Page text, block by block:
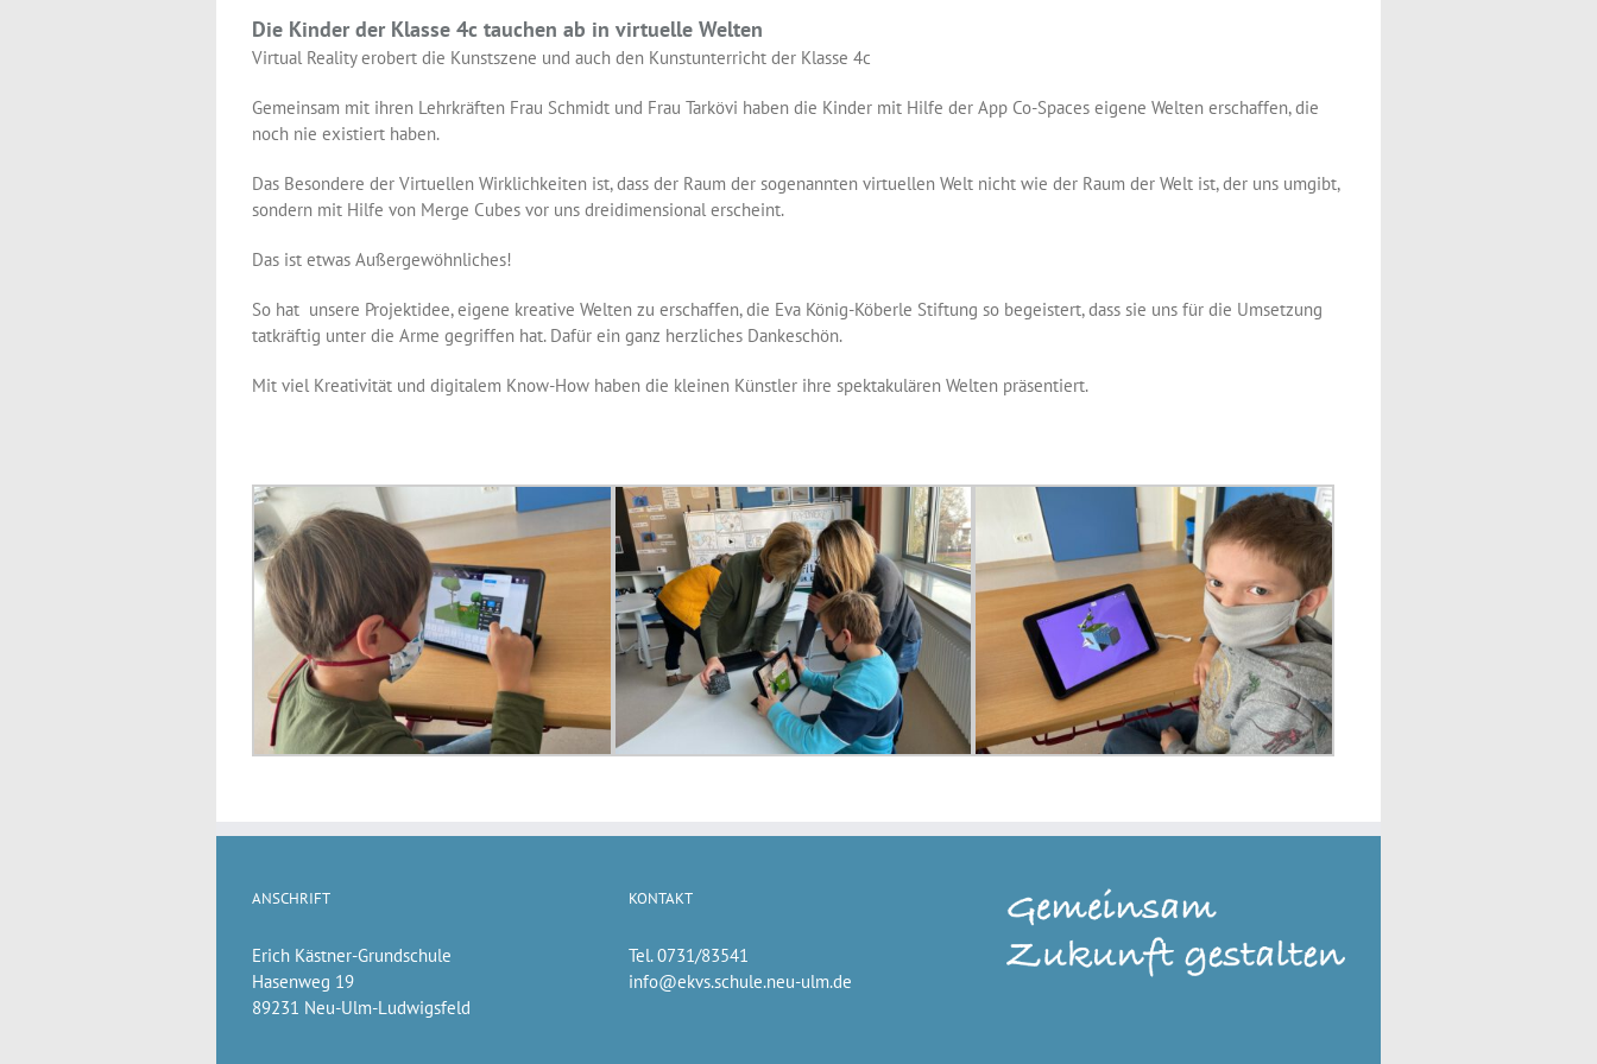
Die Kinder der Klasse 4c tauchen ab in virtuelle Welten
Virtual Reality erobert die Kunstszene und auch den Kunstunterricht der Klasse 4c
Gemeinsam mit ihren Lehrkräften Frau Schmidt und Frau Tarkövi haben die Kinder mit Hilfe der App Co-Spaces eigene Welten erschaffen, die
noch nie existiert haben.
Das Besondere der Virtuellen Wirklichkeiten ist, dass der Raum der sogenannten virtuellen Welt nicht wie der Raum der Welt ist, der uns umgibt,
sondern mit Hilfe von Merge Cubes vor uns dreidimensional erscheint.
Das ist etwas Außergewöhnliches!
So hat unsere Projektidee, eigene kreative Welten zu erschaffen, die Eva König-Köberle Stiftung so begeistert, dass sie uns für die Umsetzung
tatkräftig unter die Arme gegriffen hat. Dafür ein ganz herzliches Dankeschön.
Mit viel Kreativität und digitalem Know-How haben die kleinen Künstler ihre spektakulären Welten präsentiert.
ANSCHRIFT
Erich Kästner-Grundschule
Hasenweg 19
89231 Neu-Ulm-Ludwigsfeld
KONTAKT
Tel. 0731/83541
info@ekvs.schule.neu-ulm.de